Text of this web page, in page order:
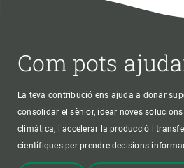
Com pots
La teva contribució ens ajuda a donar
consolidar el sènior, idear noves
climàtica, i accelerar la producció i
científiques per prendre decisions